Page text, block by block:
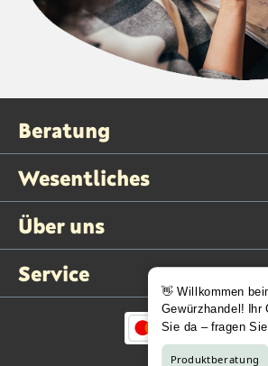
Beratung
Wesentliches
Über uns
Service